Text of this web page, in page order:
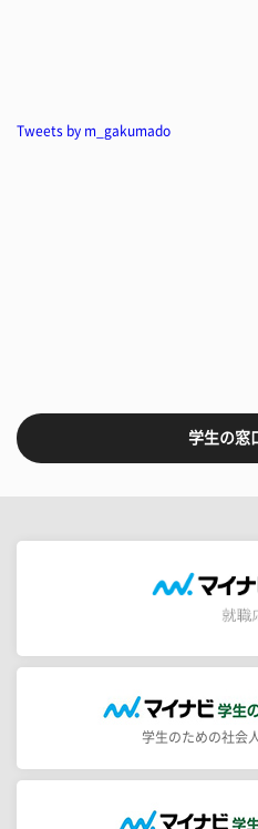
Tweets by m_gakumado
学生の窓
学生のための社会